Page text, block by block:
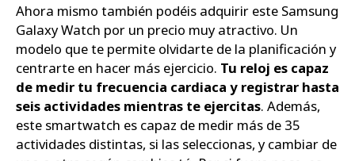
Ahora mismo también podéis adquirir este Samsung
Galaxy Watch por un precio muy atractivo. Un
modelo que te permite olvidarte de la planificación y
centrarte en hacer más ejercicio. Tu reloj es capaz
de medir tu frecuencia cardiaca y registrar hasta
seis actividades mientras te ejercitas. Además,
este smartwatch es capaz de medir más de 35
actividades distintas, si las seleccionas, y cambiar de